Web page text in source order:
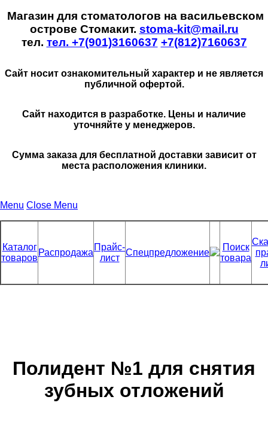
Магазин для стоматологов на васильевском
острове Стомакит. stoma-kit@mail.ru
тел. тел. +7(901)3160637 +7(812)7160637
Сайт носит ознакомительный характер и не является
публичной офертой.
Сайт находится в разработке. Цены и наличие
уточняйте у менеджеров.
Сумма заказа для бесплатной доставки зависит от
места расположения клиники.
Menu Close Menu
Каталог
товаров
Распродажа
Прайс-
лист
Спецпредложение
Поиск
товара
Полидент №1 для снятия
зубных отложений